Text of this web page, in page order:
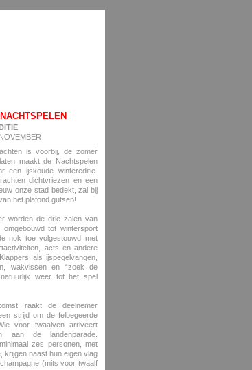
NACHTSPELEN
is voorbij, de zomer
maakt de Nachtspelen
een ijskoude wintereditie.
dichtvriezen en een
onze stad bedekt, zal bij
het plafond gutsen!
worden de drie zalen van
omgebouwd tot wintersport
nok toe volgestouwd met
acts en andere
als ijspegelvangen,
wakvissen en “zoek de
natuurlijk weer tot het spel
raakt de deelnemer
strijd om de felbegeerde
voor twaalven arriveert
aan de landenparade.
zes personen, met
krijgen naast hun eigen vlag
(mits voor twaalf